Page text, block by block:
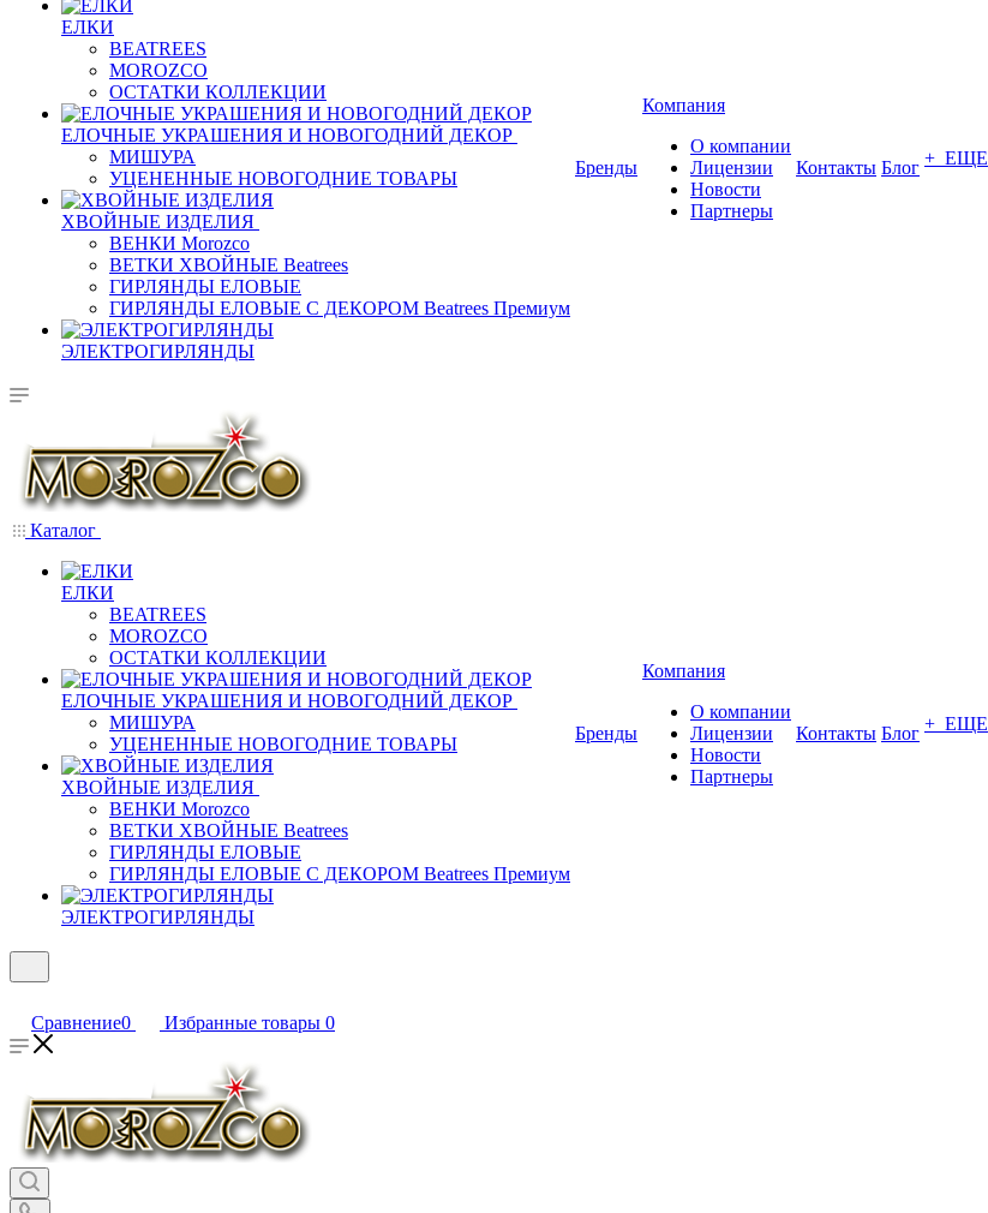
ЕЛКИ
BEATREES
MOROZCO
ОСТАТКИ КОЛЛЕКЦИИ
ЕЛОЧНЫЕ УКРАШЕНИЯ И НОВОГОДНИЙ ДЕКОР
МИШУРА
УЦЕНЕННЫЕ НОВОГОДНИЕ ТОВАРЫ
ХВОЙНЫЕ ИЗДЕЛИЯ
ВЕНКИ Morozco
ВЕТКИ ХВОЙНЫЕ Beatrees
ГИРЛЯНДЫ ЕЛОВЫЕ
ГИРЛЯНДЫ ЕЛОВЫЕ С ДЕКОРОМ Beatrees Премиум
ЭЛЕКТРОГИРЛЯНДЫ
Бренды
Компания
О компании
Лицензии
Новости
Партнеры
Контакты Блог + ЕЩЕ
Каталог
ЕЛКИ
BEATREES
MOROZCO
ОСТАТКИ КОЛЛЕКЦИИ
ЕЛОЧНЫЕ УКРАШЕНИЯ И НОВОГОДНИЙ ДЕКОР
МИШУРА
УЦЕНЕННЫЕ НОВОГОДНИЕ ТОВАРЫ
ХВОЙНЫЕ ИЗДЕЛИЯ
ВЕНКИ Morozco
ВЕТКИ ХВОЙНЫЕ Beatrees
ГИРЛЯНДЫ ЕЛОВЫЕ
ГИРЛЯНДЫ ЕЛОВЫЕ С ДЕКОРОМ Beatrees Премиум
ЭЛЕКТРОГИРЛЯНДЫ
Бренды
Компания
О компании
Лицензии
Новости
Партнеры
Контакты Блог + ЕЩЕ
Сравнение0 Избранные товары 0